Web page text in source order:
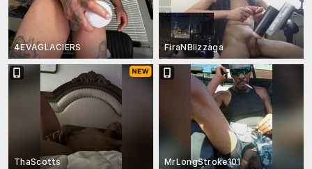
4EVAGLACIERS FiraNBlizzaga
ThaScotts MrLongStroke101